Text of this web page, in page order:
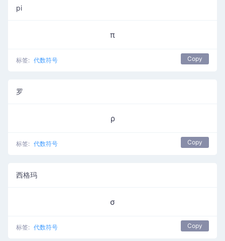
pi
π
标签: 代数符号 Copy
罗
ρ
标签: 代数符号 Copy
西格玛
σ
标签: 代数符号 Copy